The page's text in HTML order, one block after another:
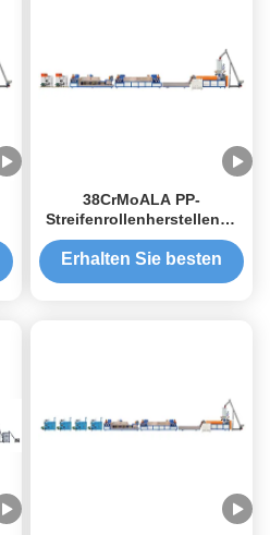
38CrMoALA PP-
Streifenrollenherstellende
Maschine PP-
Blattmachmaschine
Erhalten Sie besten